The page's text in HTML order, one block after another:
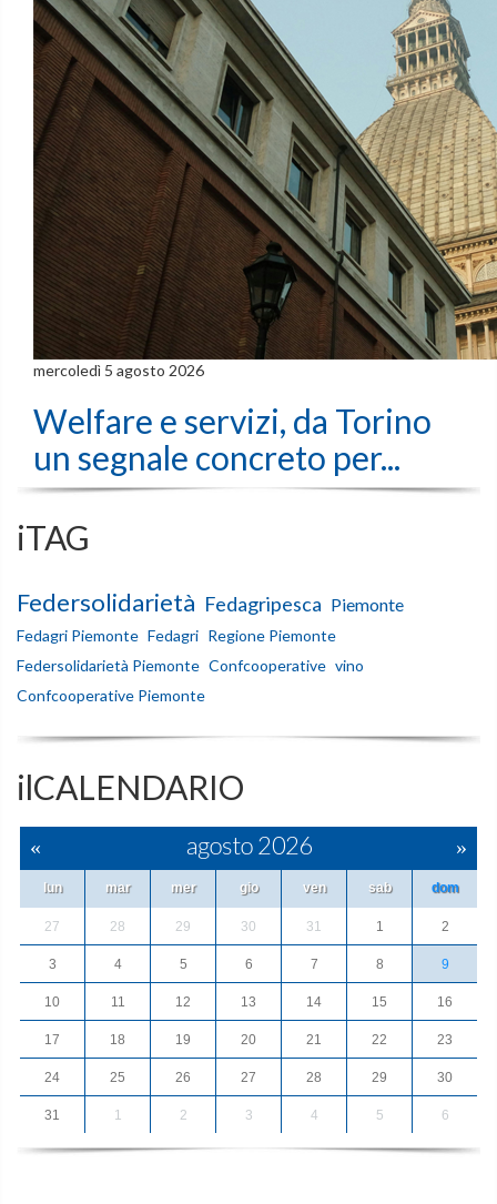
mercoledì 5 agosto 2026
Welfare e servizi, da Torino
un segnale concreto per...
iTAG
Federsolidarietà Fedagripesca Piemonte
Fedagri Piemonte Fedagri Regione Piemonte
Federsolidarietà Piemonte Confcooperative vino
Confcooperative Piemonte
ilCALENDARIO
« agosto 2026 »
lun mar mer gio ven sab dom
27 28 29 30 31 1 2
3 4 5 6 7 8 9
10 11 12 13 14 15 16
17 18 19 20 21 22 23
24 25 26 27 28 29 30
31 1 2 3 4 5 6